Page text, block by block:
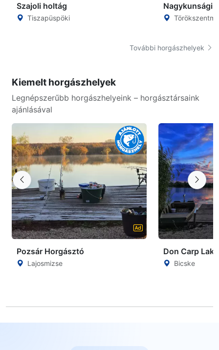
Szajoli holtág
Tiszapüspöki
Nagykunsági
További horgászhelyek
Kiemelt horgászhelyek
Legnépszerűbb horgászhelyeink – horgásztársaink
ajánlásával
Pozsár Horgásztó
Lajosmizse
Don Carp Lake
Bicske